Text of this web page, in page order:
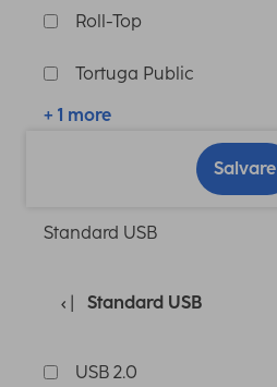
Roll-Top
Tortuga Public
+ 1 more
Salvare
Standard USB
Standard USB
USB 2.0